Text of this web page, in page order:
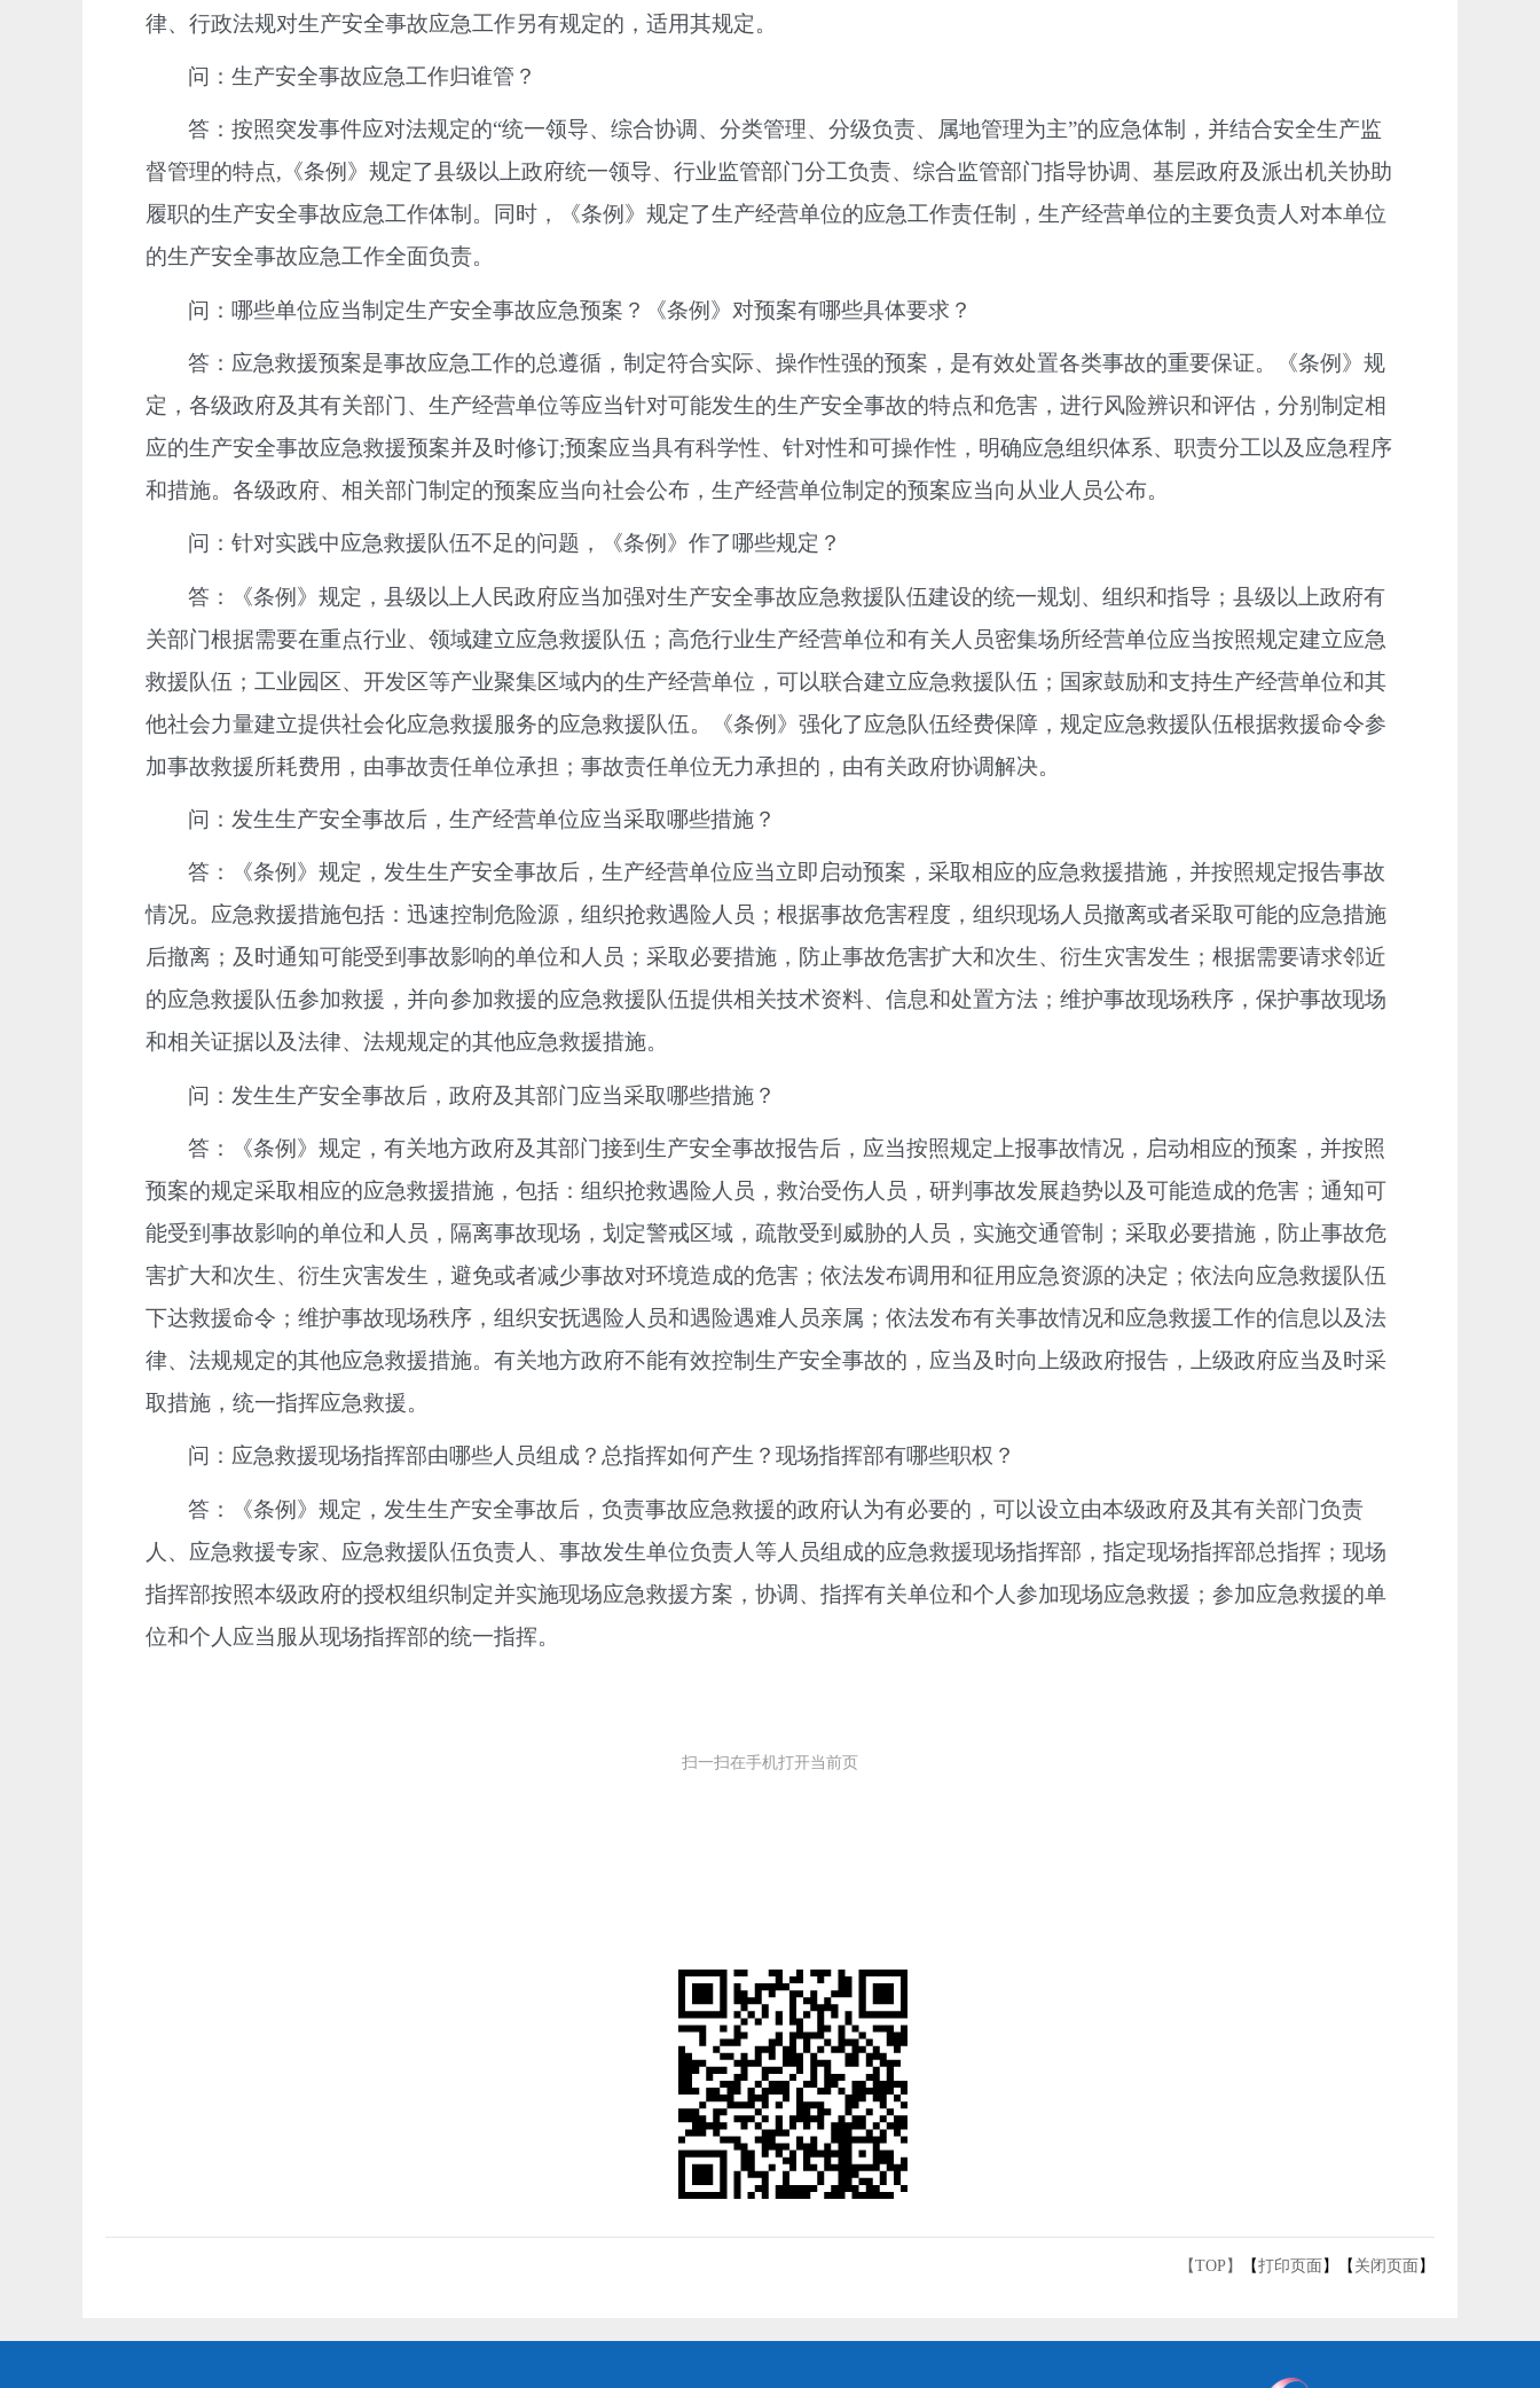
律、行政法规对生产安全事故应急工作另有规定的，适用其规定。
问：生产安全事故应急工作归谁管？
答：按照突发事件应对法规定的“统一领导、综合协调、分类管理、分级负责、属地管理为主”的应急体制，并结合安全生产监
督管理的特点,《条例》规定了县级以上政府统一领导、行业监管部门分工负责、综合监管部门指导协调、基层政府及派出机关协助
履职的生产安全事故应急工作体制。同时，《条例》规定了生产经营单位的应急工作责任制，生产经营单位的主要负责人对本单位
的生产安全事故应急工作全面负责。
问：哪些单位应当制定生产安全事故应急预案？《条例》对预案有哪些具体要求？
答：应急救援预案是事故应急工作的总遵循，制定符合实际、操作性强的预案，是有效处置各类事故的重要保证。《条例》规
定，各级政府及其有关部门、生产经营单位等应当针对可能发生的生产安全事故的特点和危害，进行风险辨识和评估，分别制定相
应的生产安全事故应急救援预案并及时修订;预案应当具有科学性、针对性和可操作性，明确应急组织体系、职责分工以及应急程序
和措施。各级政府、相关部门制定的预案应当向社会公布，生产经营单位制定的预案应当向从业人员公布。
问：针对实践中应急救援队伍不足的问题，《条例》作了哪些规定？
答：《条例》规定，县级以上人民政府应当加强对生产安全事故应急救援队伍建设的统一规划、组织和指导；县级以上政府有
关部门根据需要在重点行业、领域建立应急救援队伍；高危行业生产经营单位和有关人员密集场所经营单位应当按照规定建立应急
救援队伍；工业园区、开发区等产业聚集区域内的生产经营单位，可以联合建立应急救援队伍；国家鼓励和支持生产经营单位和其
他社会力量建立提供社会化应急救援服务的应急救援队伍。《条例》强化了应急队伍经费保障，规定应急救援队伍根据救援命令参
加事故救援所耗费用，由事故责任单位承担；事故责任单位无力承担的，由有关政府协调解决。
问：发生生产安全事故后，生产经营单位应当采取哪些措施？
答：《条例》规定，发生生产安全事故后，生产经营单位应当立即启动预案，采取相应的应急救援措施，并按照规定报告事故
情况。应急救援措施包括：迅速控制危险源，组织抢救遇险人员；根据事故危害程度，组织现场人员撤离或者采取可能的应急措施
后撤离；及时通知可能受到事故影响的单位和人员；采取必要措施，防止事故危害扩大和次生、衍生灾害发生；根据需要请求邻近
的应急救援队伍参加救援，并向参加救援的应急救援队伍提供相关技术资料、信息和处置方法；维护事故现场秩序，保护事故现场
和相关证据以及法律、法规规定的其他应急救援措施。
问：发生生产安全事故后，政府及其部门应当采取哪些措施？
答：《条例》规定，有关地方政府及其部门接到生产安全事故报告后，应当按照规定上报事故情况，启动相应的预案，并按照
预案的规定采取相应的应急救援措施，包括：组织抢救遇险人员，救治受伤人员，研判事故发展趋势以及可能造成的危害；通知可
能受到事故影响的单位和人员，隔离事故现场，划定警戒区域，疏散受到威胁的人员，实施交通管制；采取必要措施，防止事故危
害扩大和次生、衍生灾害发生，避免或者减少事故对环境造成的危害；依法发布调用和征用应急资源的决定；依法向应急救援队伍
下达救援命令；维护事故现场秩序，组织安抚遇险人员和遇险遇难人员亲属；依法发布有关事故情况和应急救援工作的信息以及法
律、法规规定的其他应急救援措施。有关地方政府不能有效控制生产安全事故的，应当及时向上级政府报告，上级政府应当及时采
取措施，统一指挥应急救援。
问：应急救援现场指挥部由哪些人员组成？总指挥如何产生？现场指挥部有哪些职权？
答：《条例》规定，发生生产安全事故后，负责事故应急救援的政府认为有必要的，可以设立由本级政府及其有关部门负责
人、应急救援专家、应急救援队伍负责人、事故发生单位负责人等人员组成的应急救援现场指挥部，指定现场指挥部总指挥；现场
指挥部按照本级政府的授权组织制定并实施现场应急救援方案，协调、指挥有关单位和个人参加现场应急救援；参加应急救援的单
位和个人应当服从现场指挥部的统一指挥。
扫一扫在手机打开当前页
【TOP】 【打印页面 】【 关闭页面 】